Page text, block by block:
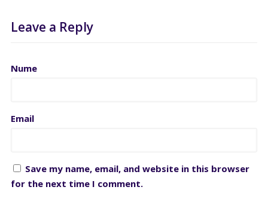
Leave a Reply
Nume
Email
Save my name, email, and website in this browser
for the next time I comment.